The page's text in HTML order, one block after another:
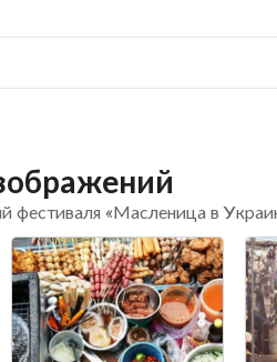
фестиваля «Масленица в